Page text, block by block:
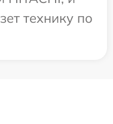
технику по